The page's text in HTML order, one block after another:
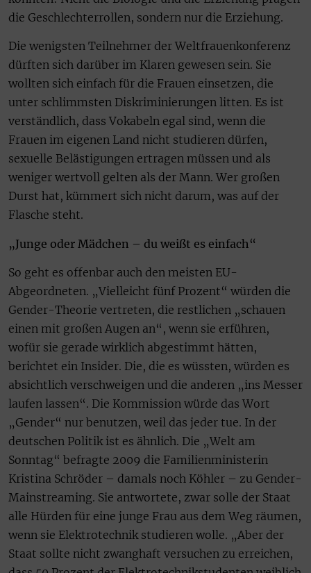
die Geschlechterrollen, sondern nur die Erziehung.
Die wenigsten Teilnehmer der Weltfrauenkonferenz
dürften sich darüber im Klaren gewesen sein. Sie
wollten sich einfach für die Frauen einsetzen, die
unter schlimmsten Diskriminierungen litten. Es ist
verständlich, dass Vokabeln egal sind, wenn die
Frauen im eigenen Land nicht studieren dürfen,
sexuelle Belästigungen ertragen müssen und als
weniger wertvoll gelten als der Mann. Wer großen
Durst hat, kümmert sich nicht darum, was auf der
Flasche steht.
„Junge oder Mädchen – du weißt es einfach“
So geht es offenbar auch den meisten EU-
Abgeordneten. „Vielleicht fünf Prozent“ würden die
Gender-Theorie vertreten, die restlichen „schauen
einen mit großen Augen an“, wenn sie erführen,
wofür sie gerade wirklich abgestimmt hätten,
berichtet ein Insider. Die, die es wüssten, würden es
absichtlich verschweigen und die anderen „ins Messer
laufen lassen“. Die Kommission würde das Wort
„Gender“ nur benutzen, weil das jeder tue. In der
deutschen Politik ist es ähnlich. Die „Welt am
Sonntag“ befragte 2009 die Familienministerin
Kristina Schröder – damals noch Köhler – zu Gender-
Mainstreaming. Sie antwortete, zwar solle der Staat
alle Hürden für eine junge Frau aus dem Weg räumen,
wenn sie Elektrotechnik studieren wolle. „Aber der
Staat sollte nicht zwanghaft versuchen zu erreichen,